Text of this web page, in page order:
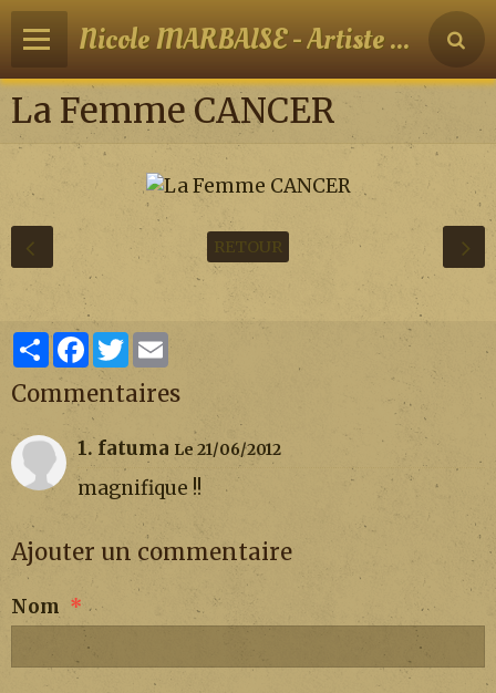
Nicole MARBAISE - Artiste peintre
La Femme CANCER
RETOUR
PartagerFacebook
TwitterEmail
Commentaires
1. fatuma Le 21/06/2012
magnifique !!
Ajouter un commentaire
Nom